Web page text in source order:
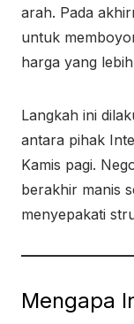
arah. Pada
untuk
harga yang
Langkah ini
antara pihak
Kamis pagi.
berakhir manis
menyepakati
Mengapa